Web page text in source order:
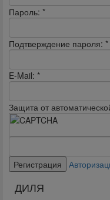
Пароль: *
Подтверждение пароля: *
E-Mail: *
Защита от
ДИЛЯ